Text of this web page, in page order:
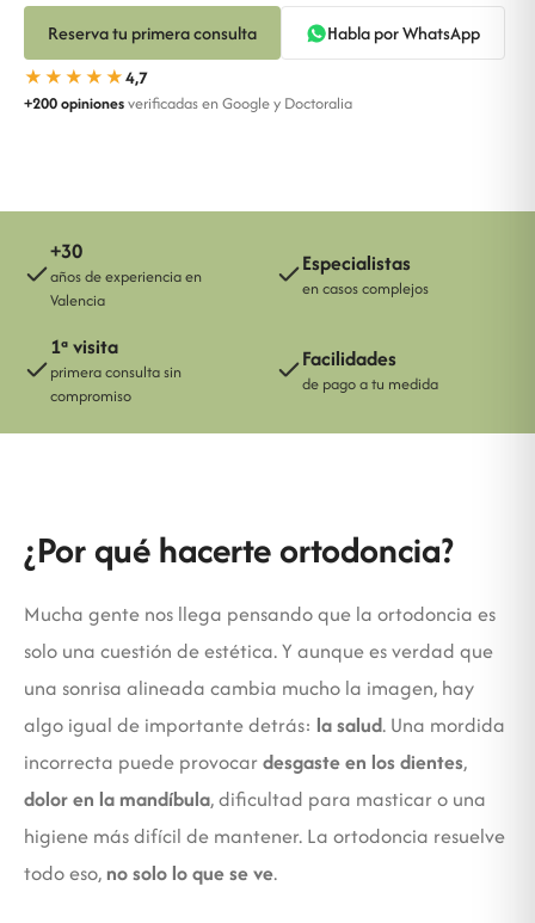
tu caso de forma personal y te recomendarán el
tratamiento que mejor encaja contigo.Sin presiones y
sin letra pequeña.
Reserva tu primera consulta
Habla por WhatsApp
★★★★★4,7
+200 opinionesverificadas en Google y Doctoralia
+30
años de experiencia en
Valencia
Especialistas
en casos complejos
1ª visita
primera consulta sin
compromiso
Facilidades
de pago a tu medida
¿Por qué hacerte ortodoncia?
Mucha gente nos llega pensando que la ortodoncia es
solo una cuestión de estética. Y aunque es verdad que
una sonrisa alineada cambia mucho la imagen, hay
algo igual de importante detrás: la salud. Una mordida
incorrecta puede provocardesgaste en los dientes,
dolor en la mandíbula, dificultad para masticar o una
higiene más difícil de mantener. La ortodoncia resuelve
todo eso,no solo lo que se ve.